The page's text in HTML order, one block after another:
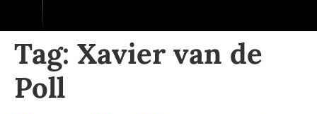
Tag: Xavier van de
Poll